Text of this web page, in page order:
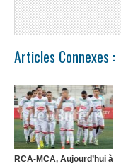
Articles Connexes :
RCA-MCA, Aujourd’hui à